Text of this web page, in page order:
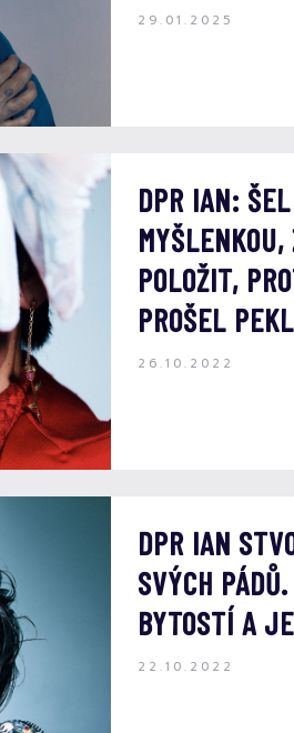
29.01.2025
DPR IAN:
POLOŽIT,
PROŠEL
26.10.2022
DPR IAN
SVÝCH
BYTOSTÍ A
22.10.2022